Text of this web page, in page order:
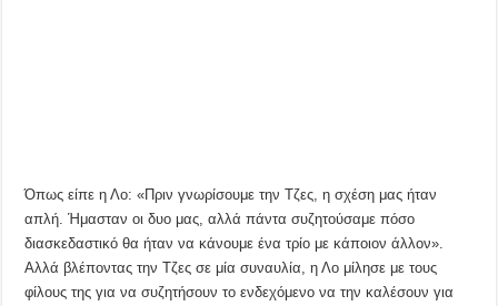
Όπως είπε η Λο: «Πριν γνωρίσουμε την Τζες, η σχέση μας ήταν
απλή. Ήμασταν οι δυο μας, αλλά πάντα συζητούσαμε πόσο
διασκεδαστικό θα ήταν να κάνουμε ένα τρίο με κάποιον άλλον».
Αλλά βλέποντας την Τζες σε μία συναυλία, η Λο μίλησε με τους
φίλους της για να συζητήσουν το ενδεχόμενο να την καλέσουν για